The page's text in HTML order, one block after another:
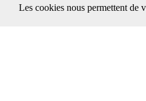
Les cookies nous permettent de